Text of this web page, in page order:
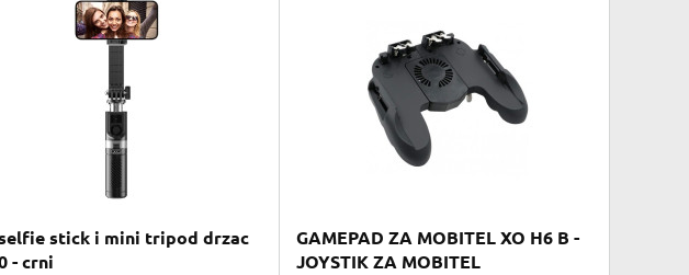
stick i mini tripod drzac
- crni
GAMEPAD ZA MOBITEL XO H6 B -
JOYSTIK ZA MOBITEL